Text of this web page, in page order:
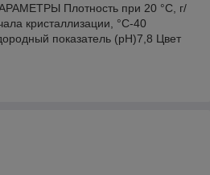
Плотность при 20 °C, г/
кристаллизации, °C-40
показатель (рН)7,8 Цвет